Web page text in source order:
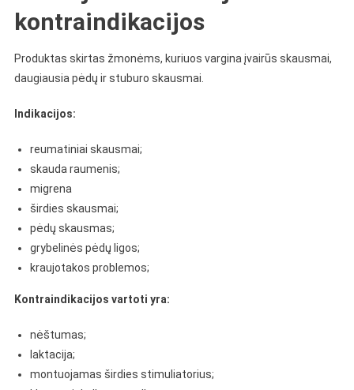
kontraindikacijos
Produktas skirtas žmonėms, kuriuos vargina įvairūs skausmai,
daugiausia pėdų ir stuburo skausmai.
Indikacijos:
reumatiniai skausmai;
skauda raumenis;
migrena
širdies skausmai;
pėdų skausmas;
grybelinės pėdų ligos;
kraujotakos problemos;
Kontraindikacijos vartoti yra:
nėštumas;
laktacija;
montuojamas širdies stimuliatorius;